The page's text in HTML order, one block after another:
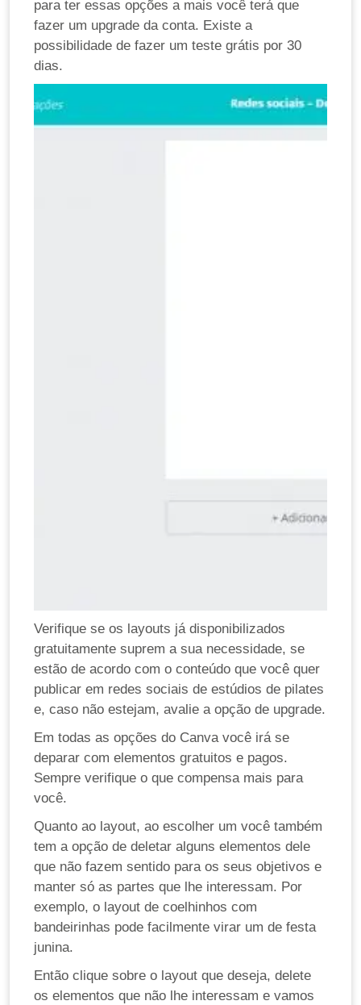
para ter essas opções a mais você terá que
fazer um upgrade da conta. Existe a
possibilidade de fazer um teste grátis por 30
dias.
Verifique se os layouts já disponibilizados
gratuitamente suprem a sua necessidade, se
estão de acordo com o conteúdo que você quer
publicar em redes sociais de estúdios de pilates
e, caso não estejam, avalie a opção de upgrade.
Em todas as opções do Canva você irá se
deparar com elementos gratuitos e pagos.
Sempre verifique o que compensa mais para
você.
Quanto ao layout, ao escolher um você também
tem a opção de deletar alguns elementos dele
que não fazem sentido para os seus objetivos e
manter só as partes que lhe interessam. Por
exemplo, o layout de coelhinhos com
bandeirinhas pode facilmente virar um de festa
junina.
Então clique sobre o layout que deseja, delete
os elementos que não lhe interessam e vamos